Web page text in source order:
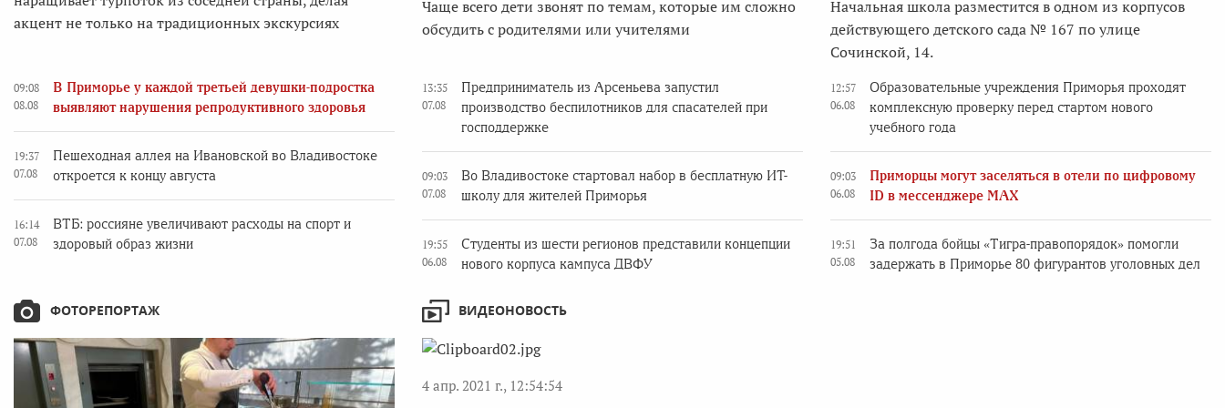
акцент не только на традиционных экскурсиях
Чаще всего дети звонят по темам, которые им сложно
обсудить с родителями или учителями
Начальная школа разместится в одном из корпусов
действующего детского сада № 167 по улице
Сочинской, 14.
09:08
08.08
В Приморье у каждой третьей девушки-подростка
выявляют нарушения репродуктивного здоровья
19:37
07.08
Пешеходная аллея на Ивановской во Владивостоке
откроется к концу августа
16:14
07.08
ВТБ: россияне увеличивают расходы на спорт и
здоровый образ жизни
13:35
07.08
Предприниматель из Арсеньева запустил
производство беспилотников для спасателей при
господдержке
09:03
07.08
Во Владивостоке стартовал набор в бесплатную ИТ-
школу для жителей Приморья
19:55
06.08
Студенты из шести регионов представили концепции
нового корпуса кампуса ДВФУ
12:57
06.08
Образовательные учреждения Приморья проходят
комплексную проверку перед стартом нового
учебного года
09:03
06.08
Приморцы могут заселяться в отели по цифровому
ID в мессенджере MAX
19:51
05.08
За полгода бойцы «Тигра-правопорядок» помогли
задержать в Приморье 80 фигурантов уголовных дел
ФОТОРЕПОРТАЖ ВИДЕОНОВОСТЬ
4 апр. 2021 г., 12:54:54